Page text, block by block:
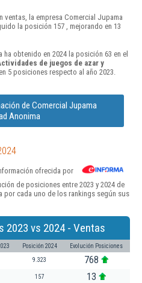
ventas, la empresa Comercial Jupama
la posición 157 , mejorando en 13
obtenido en 2024 la posición 63 en el
de juegos de azar y
5 posiciones respecto al año 2023.
de Comercial Jupama
Anonima
ofrecida por
de posiciones entre 2023 y 2024 de
por cada uno de los rankings según sus
2023 vs 2024 - Ventas
Posición 2024 Evolución Posiciones
9.323 768
157 13